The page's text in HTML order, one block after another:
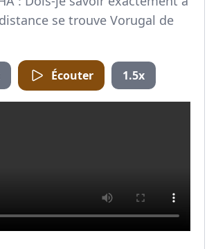
se trouve Vorugal de
Écouter 1.5x